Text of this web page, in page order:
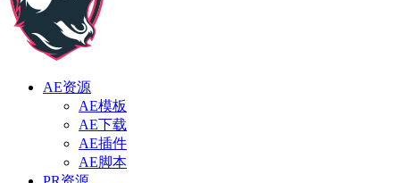
AE资源
AE模板
AE下载
AE插件
AE脚本